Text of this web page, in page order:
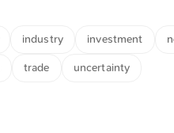
industry investment
trade uncertainty